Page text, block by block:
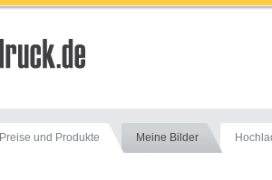
Preise und Produkte Meine Bilder